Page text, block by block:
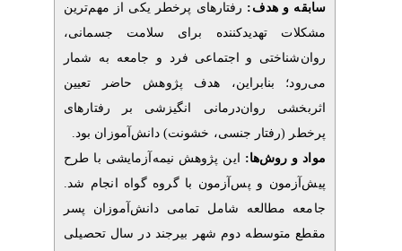
رفتارهای پرخطر یکی از مهم‌ترین
تهدیدکننده برای سلامت جسمانی،
و اجتماعی فرد و جامعه به شمار
بنابراین، هدف پژوهش حاضر تعیین
روان‌درمانی انگیزشی بر رفتارهای
جنسی، خشونت) دانش‌آموزان بود.
این پژوهش نیمه‌آزمایشی با طرح
و پس‌آزمون با گروه گواه انجام شد.
شامل تمامی دانش‌آموزان پسر
دوم شهر بیرجند در سال تحصیلی